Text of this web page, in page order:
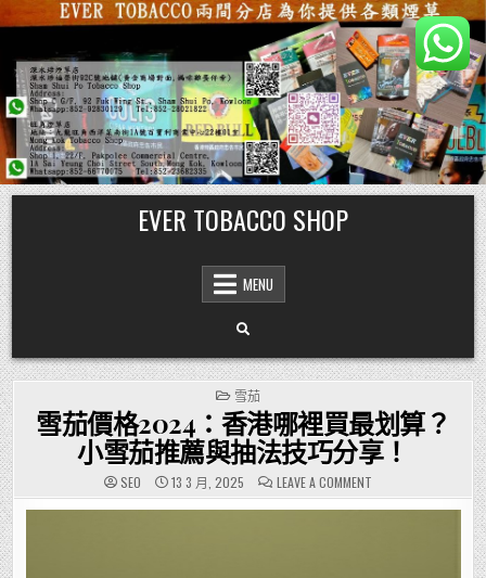
Skip
to
content
EVER TOBACCO SHOP
MENU
POSTED
IN
雪茄
雪茄價格2024：香港哪裡買最划算？
小雪茄推薦與抽法技巧分享！
SEO 13 3 月, 2025 LEAVE A COMMENTON
雪
茄